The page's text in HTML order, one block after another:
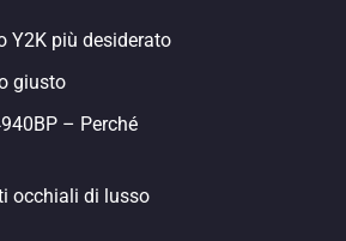
Y2K più desiderato
giusto
– Perché
occhiali di lusso